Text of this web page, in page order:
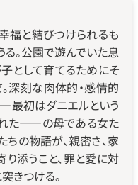
福と結びつけられるも
る。公園で遊んでいた息
として育てるためにそ
深刻な肉体的・感情的
最初はダニエルという
れた――の母である女た
の物語が、親密さ、家
り添うこと、罪と愛に対
きつける。